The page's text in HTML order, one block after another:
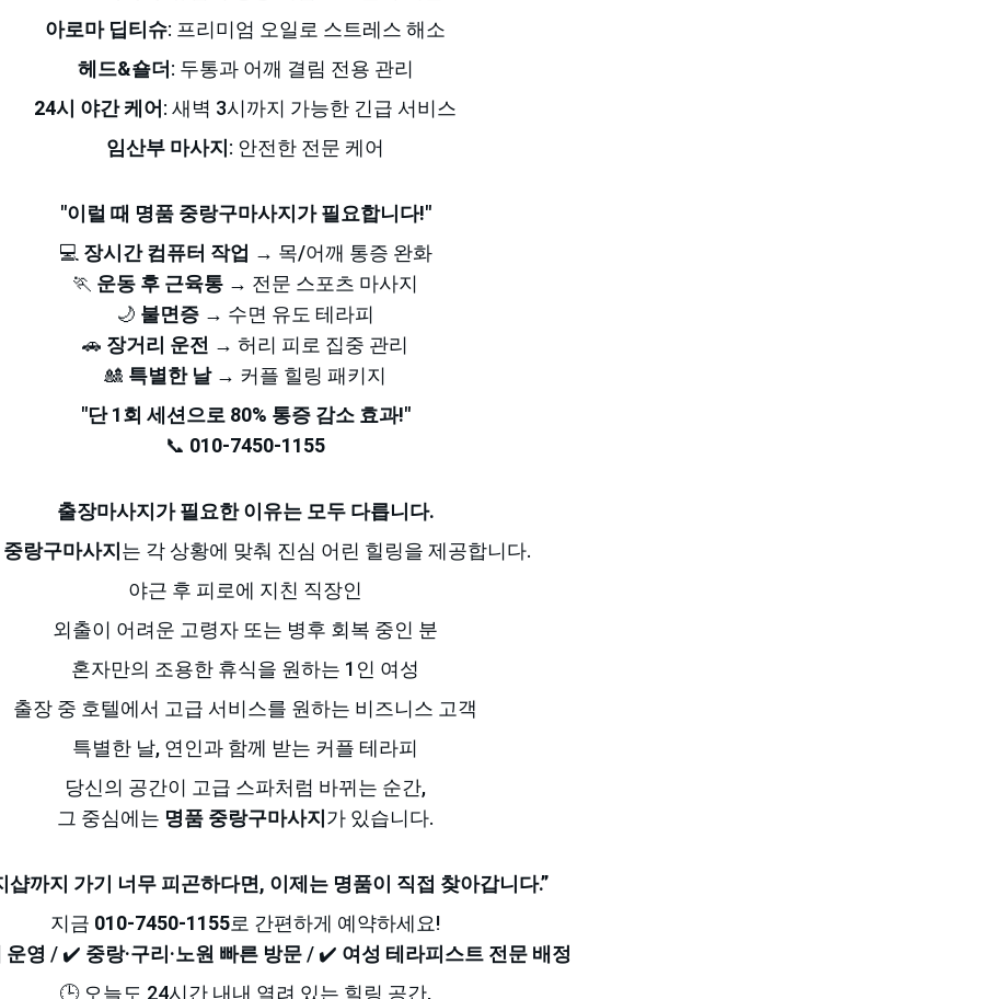
아로마 딥티슈: 프리미엄 오일로 스트레스 해소
헤드&숄더 : 두통과 어깨 결림 전용 관리
24시 야간 케어 : 새벽 3시까지 가능한 긴급 서비스
임산부 마사지 : 안전한 전문 케어
"이럴 때 명품 중랑구마사지가 필요합니다!"
💻 장시간 컴퓨터 작업 → 목/어깨 통증 완화
🏃 운동 후 근육통 → 전문 스포츠 마사지
🌙 불면증 → 수면 유도 테라피
🚗 장거리 운전 → 허리 피로 집중 관리
🎎 특별한 날 → 커플 힐링 패키지
"단 1회 세션으로 80% 통증 감소 효과!"
📞 010-7450-1155
출장마사지가 필요한 이유는 모두 다릅니다.
랑구마사지 는 각 상황에 맞춰 진심 어린 힐링을 제공합니다.
야근 후 피로에 지친 직장인
외출이 어려운 고령자 또는 병후 회복 중인 분
혼자만의 조용한 휴식을 원하는 1인 여성
출장 중 호텔에서 고급 서비스를 원하는 비즈니스 고객
특별한 날, 연인과 함께 받는 커플 테라피
당신의 공간이 고급 스파처럼 바뀌는 순간,
그 중심에는 명품 중랑구마사지 가 있습니다.
샵까지 가기 너무 피곤하다면, 이제는 명품이 직접 찾아갑니다.”
지금 010-7450-1155로 간편하게 예약하세요!
운영 / ✔️ 중랑·구리·노원 빠른 방문 / ✔️ 여성 테라피스트 전문 배정
🕒 오늘도 24시간 내내 열려 있는 힐링 공간,